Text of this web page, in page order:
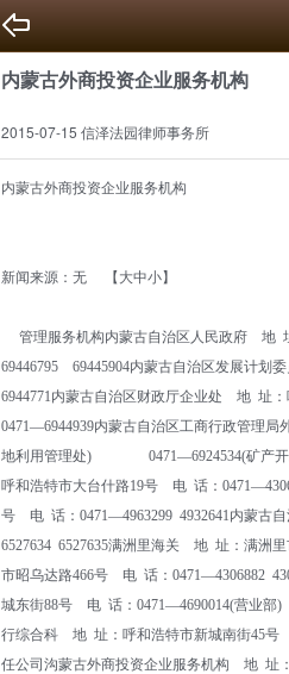
内蒙古外商投资企业服务机构
2015-07-15 信泽法园律师事务所
内蒙古外商投资企业服务机构
新闻来源：无 【大中小】
管理服务机构内蒙古自治区人民政府 地
69446795 69445904内蒙古自治区发展计
6944771内蒙古自治区财政厅企业处 地 址
0471—6944939内蒙古自治区工商行政管理
地利用管理处) 0471—6924534(矿产开发
呼和浩特市大台什路19号 电 话：
号 电 话：0471—4963299 4932641内蒙古
6527634 6527635满洲里海关 地 址：满洲
市昭乌达路466号 电 话：0471—4306882
城东街88号 电 话：0471—4690014(营业
行综合科 地 址：呼和浩特市新城南街45号
任公司沟蒙古外商投资企业服务机构 地 址